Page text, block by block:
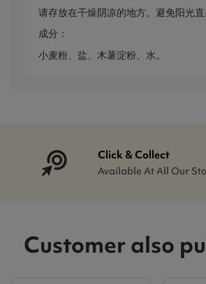
请存放在干燥阴凉的地方。避免阳光直
成分：
小麦粉、盐、木薯淀粉、水。
Click & Collect
Available At All Our
Customer also